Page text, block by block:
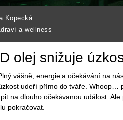
Kopecká
a wellness
olej snižuje
vášně, energie a očekávání na
udeří přímo do tváře. Whoop…
na dlouho očekávanou událost.
pokračovat.